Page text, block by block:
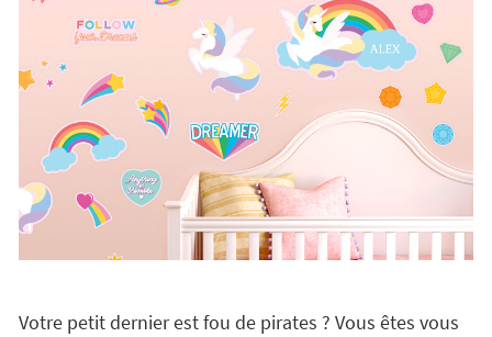
Votre petit dernier est fou de pirates ? Vous êtes vous